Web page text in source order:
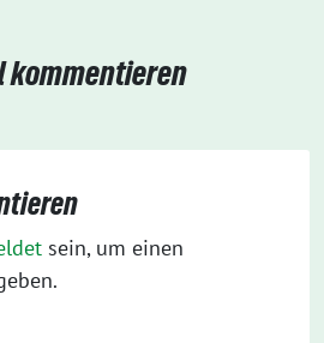
kommentieren
sein, um einen